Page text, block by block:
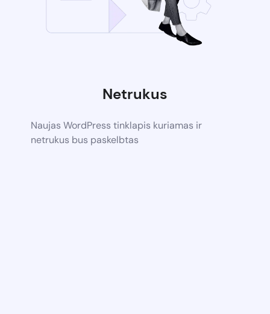
Netrukus
Naujas WordPress tinklapis kuriamas ir
netrukus bus paskelbtas